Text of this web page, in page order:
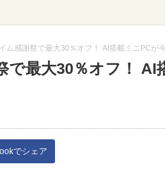
ム感謝祭で最大30％オフ！ AI搭載ミニPCが
で最大30％オフ！ AI
でシェア